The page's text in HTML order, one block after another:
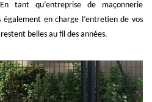
tant qu’entreprise de maçonnerie
également en charge l’entretien de vos
belles au fil des années.